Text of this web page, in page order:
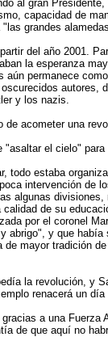
al gran
capacidad de
grandes
del año 2001.
la esperanza
permanece
y los nazis.
acometer una
el cielo"
todo estaba
intervención
algunas
de su
por el coronel
abrigo", y que
mayor tradición
la revolución, y
renacerá un
a una
de que aquí no